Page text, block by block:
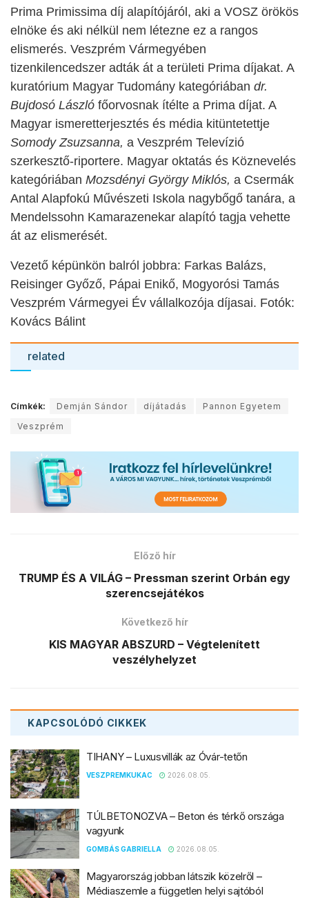
Prima Primissima díj alapítójáról, aki a VOSZ örökös
elnöke és aki nélkül nem létezne ez a rangos
elismerés. Veszprém Vármegyében
tizenkilencedszer adták át a területi Prima díjakat. A
kuratórium Magyar Tudomány kategóriában dr.
Bujdosó László főorvosnak ítélte a Prima díjat. A
Magyar ismeretterjesztés és média kitüntetettje
Somody Zsuzsanna, a Veszprém Televízió
szerkesztő-riportere. Magyar oktatás és Köznevelés
kategóriában Mozsdényi György Miklós, a Csermák
Antal Alapfokú Művészeti Iskola nagybőgő tanára, a
Mendelssohn Kamarazenekar alapító tagja vehette
át az elismerését.
Vezető képünkön balról jobbra: Farkas Balázs,
Reisinger Győző, Pápai Enikő, Mogyorósi Tamás
Veszprém Vármegyei Év vállalkozója díjasai. Fotók:
Kovács Bálint
related
Címkék: Demján Sándor díjátadás
Pannon Egyetem
Veszprém
Előző hír
TRUMP ÉS A VILÁG – Pressman szerint Orbán egy
szerencsejátékos
Következő hír
KIS MAGYAR ABSZURD – Végtelenített
veszélyhelyzet
KAPCSOLÓDÓ CIKKEK
TIHANY – Luxusvillák az Óvár-tetőn
VESZPREMKUKAC 2026.08.05.
TÚLBETONOZVA – Beton és térkő országa
vagyunk
GOMBÁS GABRIELLA 2026.08.05.
Magyarország jobban látszik közelről –
Médiaszemle a független helyi sajtóból